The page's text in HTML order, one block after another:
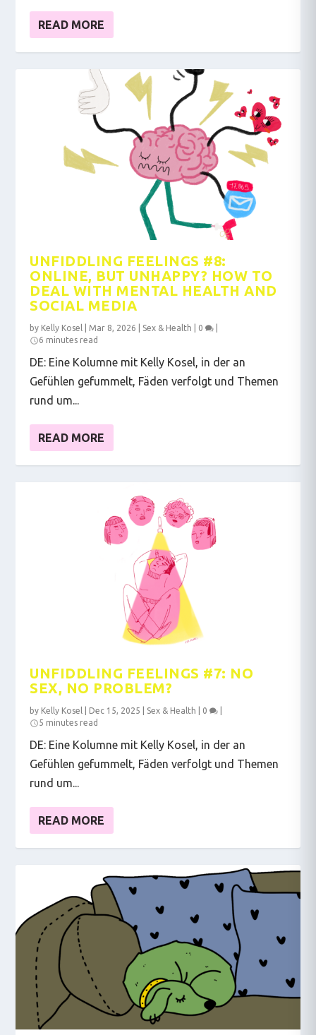
READ MORE
UNFIDDLING FEELINGS #8:
ONLINE, BUT UNHAPPY? HOW TO
DEAL WITH MENTAL HEALTH AND
SOCIAL MEDIA
by Kelly Kosel Mar 8, 2026 Sex & Health 0
6 minutes read
DE: Eine Kolumne mit Kelly Kosel, in der an
Gefühlen gefummelt, Fäden verfolgt und Themen
rund um...
READ MORE
UNFIDDLING FEELINGS #7: NO
SEX, NO PROBLEM?
by Kelly Kosel Dec 15, 2025 Sex & Health 0
5 minutes read
DE: Eine Kolumne mit Kelly Kosel, in der an
Gefühlen gefummelt, Fäden verfolgt und Themen
rund um...
READ MORE